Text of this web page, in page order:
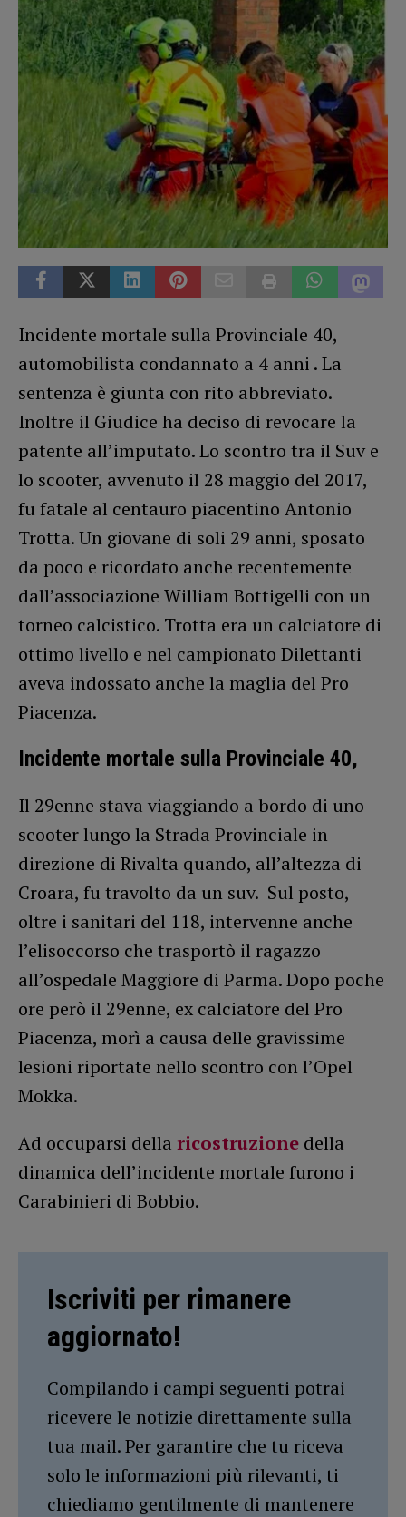
Incidente mortale sulla Provinciale 40,
automobilista condannato a 4 anni . La
sentenza è giunta con rito abbreviato.
Inoltre il Giudice ha deciso di revocare la
patente all’imputato. Lo scontro tra il Suv e
lo scooter, avvenuto il 28 maggio del 2017,
fu fatale al centauro piacentino Antonio
Trotta. Un giovane di soli 29 anni, sposato
da poco e ricordato anche recentemente
dall’associazione William Bottigelli con un
torneo calcistico. Trotta era un calciatore di
ottimo livello e nel campionato Dilettanti
aveva indossato anche la maglia del Pro
Piacenza.
Incidente mortale sulla Provinciale 40,
Il 29enne stava viaggiando a bordo di uno
scooter lungo la Strada Provinciale in
direzione di Rivalta quando, all’altezza di
Croara, fu travolto da un suv. Sul posto,
oltre i sanitari del 118, intervenne anche
l’elisoccorso che trasportò il ragazzo
all’ospedale Maggiore di Parma. Dopo poche
ore però il 29enne, ex calciatore del Pro
Piacenza, morì a causa delle gravissime
lesioni riportate nello scontro con l’Opel
Mokka.
Ad occuparsi della ricostruzione della
dinamica dell’incidente mortale furono i
Carabinieri di Bobbio.
Iscriviti per rimanere
aggiornato!
Compilando i campi seguenti potrai
ricevere le notizie direttamente sulla
tua mail. Per garantire che tu riceva
solo le informazioni più rilevanti, ti
chiediamo gentilmente di mantenere